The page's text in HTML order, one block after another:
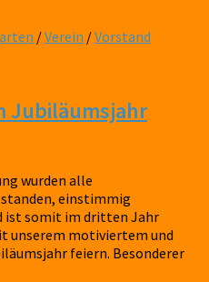
/Verein /Vorstand
Jubiläumsjahr
wurden alle
einstimmig
ist somit im dritten Jahr
unserem motiviertem und
feiern. Besonderer